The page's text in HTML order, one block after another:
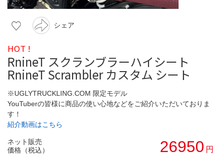
シェア
HOT !
RnineT スクランブラーハイシート
RnineT Scrambler カスタム シート
※UGLYTRUCKLING.COM 限定モデル
YouTuberの皆様に商品の使い心地などをご紹介いただいておりま
す！
紹介動画はこちら
ネット販売
価格（税込）
26950 円